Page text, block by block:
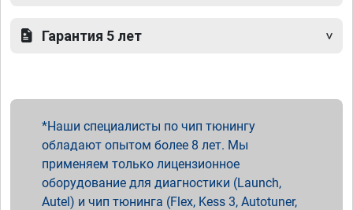
Гарантия 5 лет
Наши специалисты по чип тюнингу
обладают опытом более 8 лет. Мы
применяем только лицензионное
оборудование для диагностики (Launch,
Autel) и чип тюнинга (Flex, Kess 3, Autotuner,